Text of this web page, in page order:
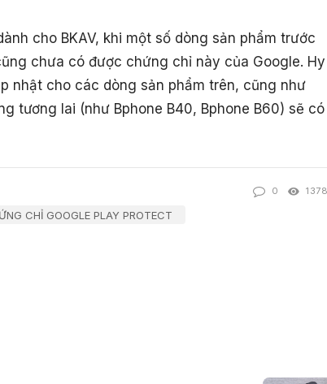
cho BKAV, khi một số dòng sản phẩm trước
chưa có được chứng chỉ này của Google. Hy
nhật cho các dòng sản phẩm trên, cũng như
tương lai (như Bphone B40, Bphone B60) sẽ có
CHỈ GOOGLE PLAY PROTECT
0 1378